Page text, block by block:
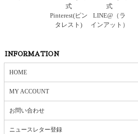
INFORMATION
HOME
MY ACCOUNT
お問い合わせ
ニュースレター登録